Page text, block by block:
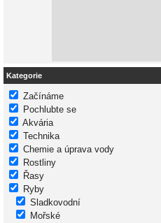
Kategorie
Začínáme
Pochlubte se
Akvária
Technika
Chemie a úprava vody
Rostliny
Řasy
Ryby
Sladkovodní
Mořské